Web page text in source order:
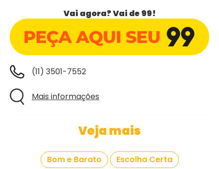
Vai agora? Vai de 99!
(11) 3501-7552
Mais informações
Veja mais
Bom e Barato
Escolha Certa